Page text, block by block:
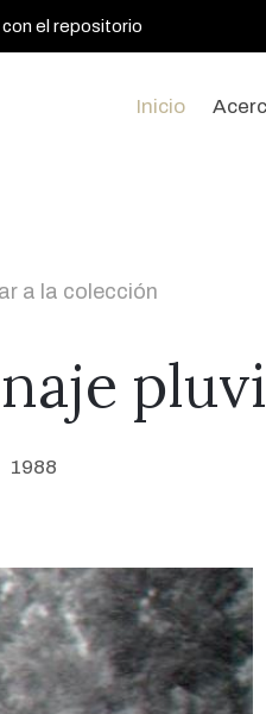
el repositorio
Inicio
a la colección
1988